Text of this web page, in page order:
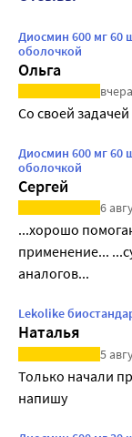
Диосмин 600 мг 60
оболочкой
Ольга
Со своей
Диосмин 600 мг 60
оболочкой
Сергей
6
...хорошо
применение...
аналогов...
Lekolike
Наталья
5
Только начали
напишу